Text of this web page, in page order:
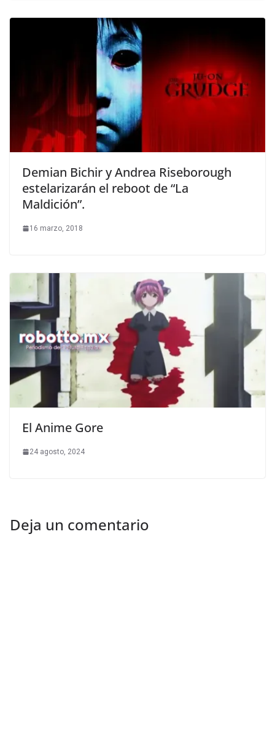
Demian Bichir y Andrea Riseborough
estelarizarán el reboot de “La
Maldición”.
16 marzo, 2018
El Anime Gore
24 agosto, 2024
Deja un comentario